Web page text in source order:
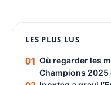
PUBLICITÉ
LES PLUS LUS
01 Où regarder les
Champions 2025